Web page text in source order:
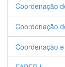
Coordenação
Coordenação
Coordenação